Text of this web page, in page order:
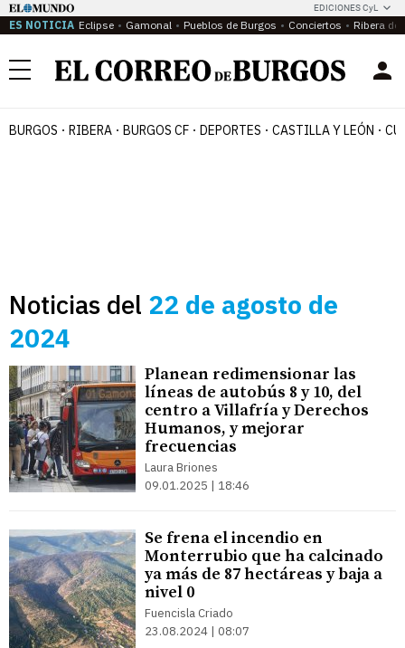
EDICIONES CyL
ES NOTICIA Eclipse Gamonal Pueblos de Burgos Conciertos Ribera del
Menú
BURGOS RIBERA BURGOS CF DEPORTES CASTILLA Y LEÓN
Noticias del 22 de agosto de
2024
Planean redimensionar las
líneas de autobús 8 y 10, del
centro a Villafría y Derechos
Humanos, y mejorar
frecuencias
Laura Briones
09.01.2025 | 18:46
Se frena el incendio en
Monterrubio que ha calcinado
ya más de 87 hectáreas y baja a
nivel 0
Fuencisla Criado
23.08.2024 | 08:07